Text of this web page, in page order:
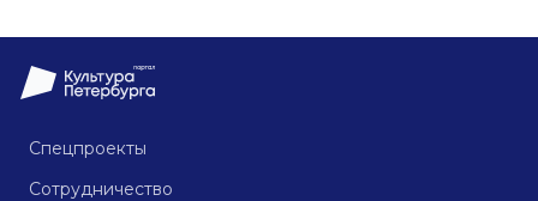
Спецпроекты
Сотрудничество